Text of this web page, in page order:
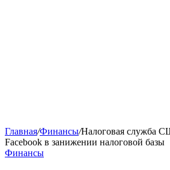
Главная/Финансы/Налоговая служба
Facebook в занижении налоговой базы
Финансы